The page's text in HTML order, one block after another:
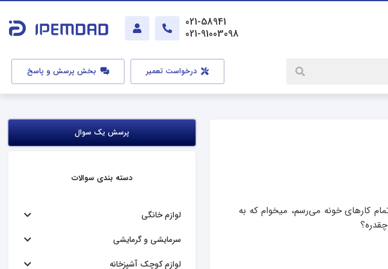
021-58941
021-91003098
درخواست تعمیر بخش پرسش و پاسخ
کارهای خونه می‌رسم، میخوام که به
پرسش یک سوال
دسته بندی سوالات
لوازم خانگی
سرمایشی و گرمایشی
لوازم کوچک آشپزخانه